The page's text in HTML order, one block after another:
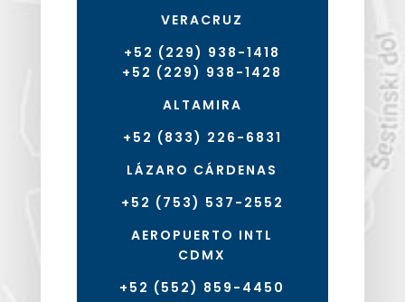
VERACRUZ
+52 (229) 938-1418
+52 (229) 938-1428
ALTAMIRA
+52 (833) 226-6831
LÁZARO CÁRDENAS
+52 (753) 537-2552
AEROPUERTO INTL
CDMX
+52 (552) 859-4450